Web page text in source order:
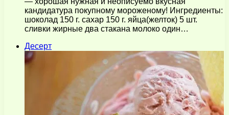
кандидатура покупному мороженому! Ингредиенты:
шоколад 150 г. сахар 150 г. яйца(желток) 5 шт.
сливки жирные два стакана молоко один…
Десерт